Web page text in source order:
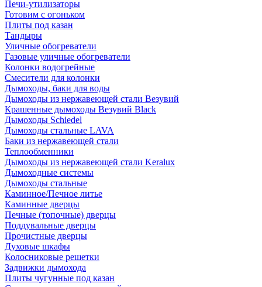
Печи-утилизаторы
Готовим с огоньком
Плиты под казан
Тандыры
Уличные обогреватели
Газовые уличные обогреватели
Колонки водогрейные
Смесители для колонки
Дымоходы, баки для воды
Дымоходы из нержавеющей стали Везувий
Крашенные дымоходы Везувий Black
Дымоходы Schiedel
Дымоходы стальные LAVA
Баки из нержавеющей стали
Теплообменники
Дымоходы из нержавеющей стали Keralux
Дымоходные системы
Дымоходы стальные
Каминное/Печное литье
Каминные дверцы
Печные (топочные) дверцы
Поддувальные дверцы
Прочистные дверцы
Духовые шкафы
Колосниковые решетки
Задвижки дымохода
Плиты чугунные под казан